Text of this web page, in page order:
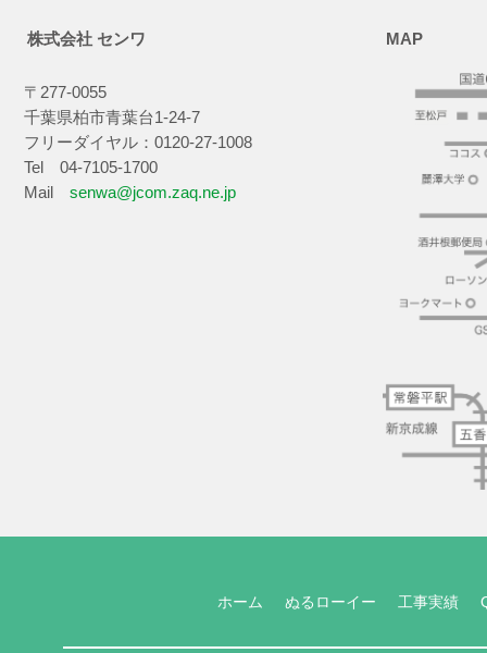
株式会社 センワ
〒277-0055
千葉県柏市青葉台1-24-7
フリーダイヤル：0120-27-1008
Tel 04-7105-1700
Mail senwa@jcom.zaq.ne.jp
MAP
ホーム ぬるローイー 工事実績